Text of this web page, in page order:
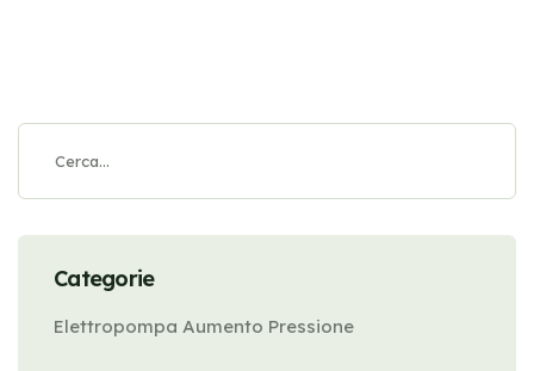
Categorie
Elettropompa Aumento Pressione